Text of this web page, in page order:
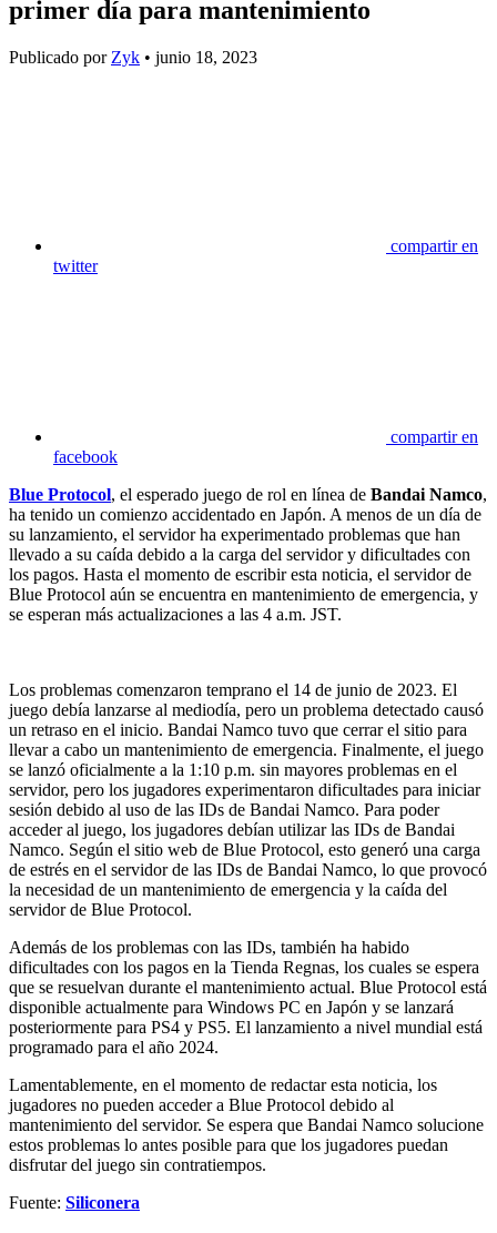
primer día para mantenimiento
Publicado por Zyk • junio 18, 2023
compartir en
twitter
compartir en
facebook
Blue Protocol, el esperado juego de rol en línea de Bandai Namco,
ha tenido un comienzo accidentado en Japón. A menos de un día de
su lanzamiento, el servidor ha experimentado problemas que han
llevado a su caída debido a la carga del servidor y dificultades con
los pagos. Hasta el momento de escribir esta noticia, el servidor de
Blue Protocol aún se encuentra en mantenimiento de emergencia, y
se esperan más actualizaciones a las 4 a.m. JST.
Los problemas comenzaron temprano el 14 de junio de 2023. El
juego debía lanzarse al mediodía, pero un problema detectado causó
un retraso en el inicio. Bandai Namco tuvo que cerrar el sitio para
llevar a cabo un mantenimiento de emergencia. Finalmente, el juego
se lanzó oficialmente a la 1:10 p.m. sin mayores problemas en el
servidor, pero los jugadores experimentaron dificultades para iniciar
sesión debido al uso de las IDs de Bandai Namco. Para poder
acceder al juego, los jugadores debían utilizar las IDs de Bandai
Namco. Según el sitio web de Blue Protocol, esto generó una carga
de estrés en el servidor de las IDs de Bandai Namco, lo que provocó
la necesidad de un mantenimiento de emergencia y la caída del
servidor de Blue Protocol.
Además de los problemas con las IDs, también ha habido
dificultades con los pagos en la Tienda Regnas, los cuales se espera
que se resuelvan durante el mantenimiento actual. Blue Protocol está
disponible actualmente para Windows PC en Japón y se lanzará
posteriormente para PS4 y PS5. El lanzamiento a nivel mundial está
programado para el año 2024.
Lamentablemente, en el momento de redactar esta noticia, los
jugadores no pueden acceder a Blue Protocol debido al
mantenimiento del servidor. Se espera que Bandai Namco solucione
estos problemas lo antes posible para que los jugadores puedan
disfrutar del juego sin contratiempos.
Fuente: Siliconera